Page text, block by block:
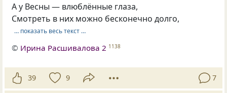
А у Весны — влюблённые глаза,
Смотреть в них можно бесконечно долго,
… показать весь текст …
© Ирина Расшивалова 2 1138
39 9 7